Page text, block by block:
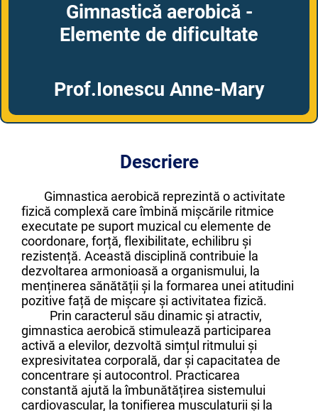
Gimnastică aerobică -
Elemente de dificultate
Prof.Ionescu Anne-Mary
Descriere
Gimnastica aerobică reprezintă o activitate
fizică complexă care îmbină mișcările ritmice
executate pe suport muzical cu elemente de
coordonare, forță, flexibilitate, echilibru și
rezistență. Această disciplină contribuie la
dezvoltarea armonioasă a organismului, la
menținerea sănătății și la formarea unei atitudini
pozitive față de mișcare și activitatea fizică.
Prin caracterul său dinamic și atractiv,
gimnastica aerobică stimulează participarea
activă a elevilor, dezvoltă simțul ritmului și
expresivitatea corporală, dar și capacitatea de
concentrare și autocontrol. Practicarea
constantă ajută la îmbunătățirea sistemului
cardiovascular, la tonifierea musculaturii și la